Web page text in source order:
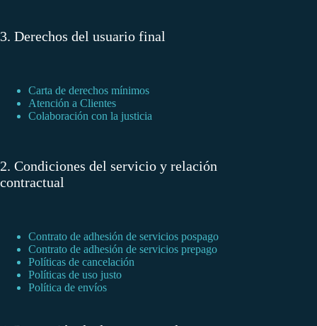
3. Derechos del usuario final
Carta de derechos mínimos
Atención a Clientes
Colaboración con la justicia
2. Condiciones del servicio y relación
contractual
Contrato de adhesión de servicios pospago
Contrato de adhesión de servicios prepago
Políticas de cancelación
Políticas de uso justo
Política de envíos